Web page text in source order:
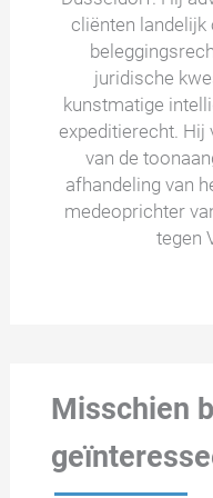
cliënten landelijk
juridische
kunstmatige
expeditierecht. Hij
van de
afhandeling van
medeoprichter
tegen
Misschien